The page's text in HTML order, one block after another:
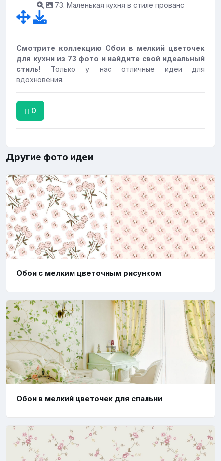
73. Маленькая кухня в стиле прованс
Смотрите коллекцию Обои в мелкий цветочек
для кухни из 73 фото и найдите свой идеальный
стиль!
Только у нас отличные идеи для
вдохновения.
0
Другие фото идеи
Обои с мелким цветочным рисунком
Обои в мелкий цветочек для спальни